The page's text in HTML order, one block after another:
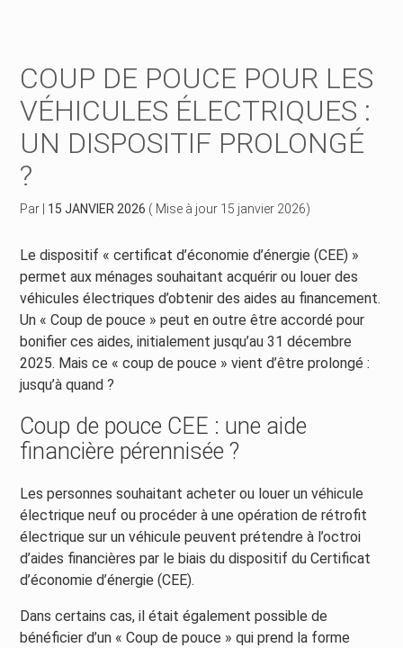
Piloter votre entreprise
Développer votre entreprise
Construire votre patrimoine
Suivre votre comptabilité
Gérer vos ressources humaines
Dématérialiser vos documents
COUP DE POUCE POUR LES
VÉHICULES ÉLECTRIQUES :
UN DISPOSITIF PROLONGÉ
?
Par 15 JANVIER 2026 ( Mise à jour 15 janvier 2026)
Le dispositif « certificat d’économie d’énergie (CEE) »
permet aux ménages souhaitant acquérir ou louer des
véhicules électriques d’obtenir des aides au financement.
Un « Coup de pouce » peut en outre être accordé pour
bonifier ces aides, initialement jusqu’au 31 décembre
2025. Mais ce « coup de pouce » vient d’être prolongé :
jusqu’à quand ?
Coup de pouce CEE : une aide
financière pérennisée ?
Les personnes souhaitant acheter ou louer un véhicule
électrique neuf ou procéder à une opération de rétrofit
électrique sur un véhicule peuvent prétendre à l’octroi
d’aides financières par le biais du dispositif du Certificat
d’économie d’énergie (CEE).
Dans certains cas, il était également possible de
bénéficier d’un « Coup de pouce » qui prend la forme